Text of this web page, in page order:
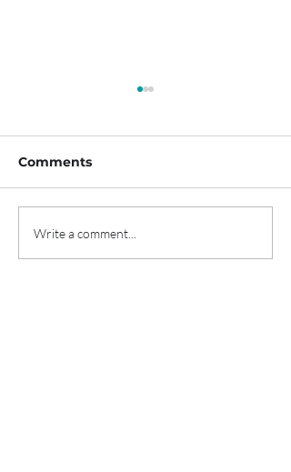
티카로스, 208억 규모 시
리즈D 투자유치 "혈액암
Comments
Write a comment...